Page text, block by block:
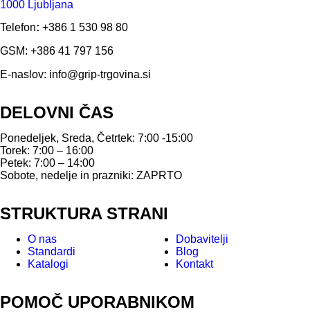
1000 Ljubljana
Telefon: +386 1 530 98 80
GSM: +386 41 797 156
E-naslov: info@grip-trgovina.si
DELOVNI ČAS
Ponedeljek, Sreda, Četrtek: 7:00 -15:00
Torek: 7:00 – 16:00
Petek: 7:00 – 14:00
Sobote, nedelje in prazniki: ZAPRTO
STRUKTURA STRANI
O nas
Standardi
Katalogi
Dobavitelji
Blog
Kontakt
POMOČ UPORABNIKOM